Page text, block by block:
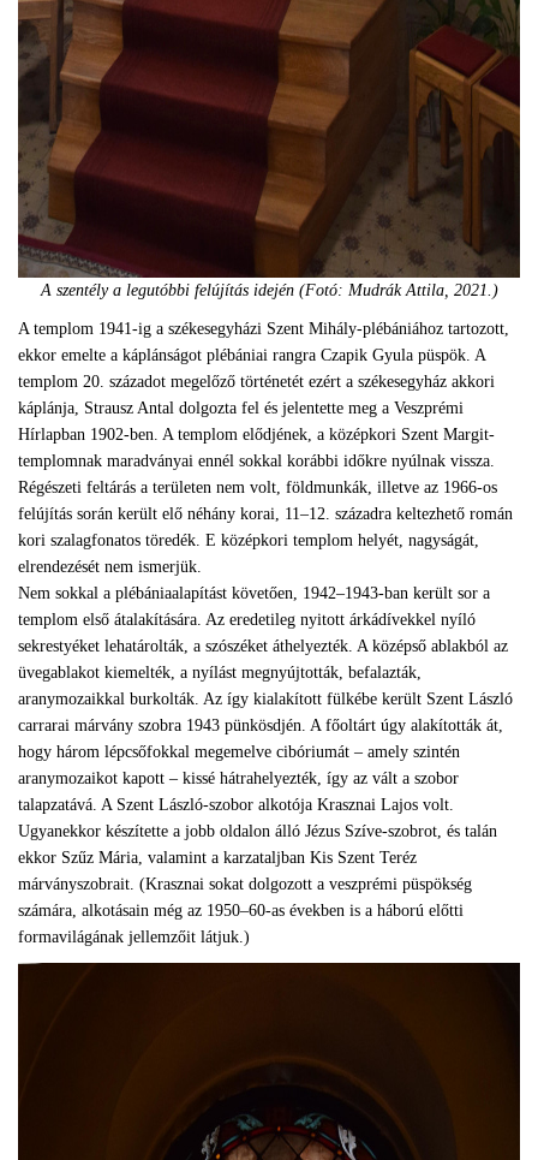
A szentély a legutóbbi felújítás idején (Fotó: Mudrák Attila, 2021.)
A templom 1941-ig a székesegyházi Szent Mihály-plébániához tartozott,
ekkor emelte a káplánságot plébániai rangra Czapik Gyula püspök. A
templom 20. századot megelőző történetét ezért a székesegyház akkori
káplánja, Strausz Antal dolgozta fel és jelentette meg a Veszprémi
Hírlapban 1902-ben. A templom elődjének, a középkori Szent Margit-
templomnak maradványai ennél sokkal korábbi időkre nyúlnak vissza.
Régészeti feltárás a területen nem volt, földmunkák, illetve az 1966-os
felújítás során került elő néhány korai, 11–12. századra keltezhető román
kori szalagfonatos töredék. E középkori templom helyét, nagyságát,
elrendezését nem ismerjük.
Nem sokkal a plébániaalapítást követően, 1942–1943-ban került sor a
templom első átalakítására. Az eredetileg nyitott árkádívekkel nyíló
sekrestyéket lehatárolták, a szószéket áthelyezték. A középső ablakból az
üvegablakot kiemelték, a nyílást megnyújtották, befalazták,
aranymozaikkal burkolták. Az így kialakított fülkébe került Szent László
carrarai márvány szobra 1943 pünkösdjén. A főoltárt úgy alakították át,
hogy három lépcsőfokkal megemelve cibóriumát – amely szintén
aranymozaikot kapott – kissé hátrahelyezték, így az vált a szobor
talapzatává. A Szent László-szobor alkotója Krasznai Lajos volt.
Ugyanekkor készítette a jobb oldalon álló Jézus Szíve-szobrot, és talán
ekkor Szűz Mária, valamint a karzataljban Kis Szent Teréz
márványszobrait. (Krasznai sokat dolgozott a veszprémi püspökség
számára, alkotásain még az 1950–60-as években is a háború előtti
formavilágának jellemzőit látjuk.)